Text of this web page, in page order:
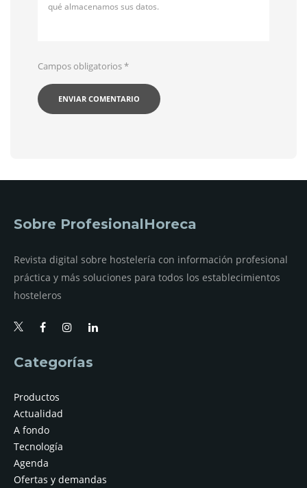
qué almacenamos sus datos.
Campos obligatorios*
Sobre ProfesionalHoreca
Revista digital sobre hostelería con información profesional
práctica y más soluciones para todos los establecimientos
hosteleros
Categorías
Productos
Actualidad
A fondo
Tecnología
Agenda
Ofertas y demandas